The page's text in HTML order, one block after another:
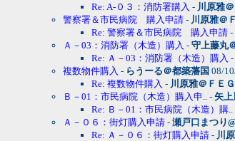
Re: A-０３：消防署購入 - 川原雅
警察署＆市民病院 購入申請 - 川原雅＠
Re: 警察署＆市民病院 購入申請 -
Ａ－03：消防署（木造）購入 - 守上藤丸
Re: Ａ－03：消防署（木造）購入 -
複数物件購入 - らうーる＠都築藩国 08/
Re: 複数物件購入 - 川原雅＠ＦＥＧ
Ｂ－01：市民病院（木造）購入申.. - 矢上
Re: Ｂ－01：市民病院（木造）購..
Ａ－０６：街灯購入申請 - 瀬戸口まつり
Re: Ａ－０６：街灯購入申請 - 川